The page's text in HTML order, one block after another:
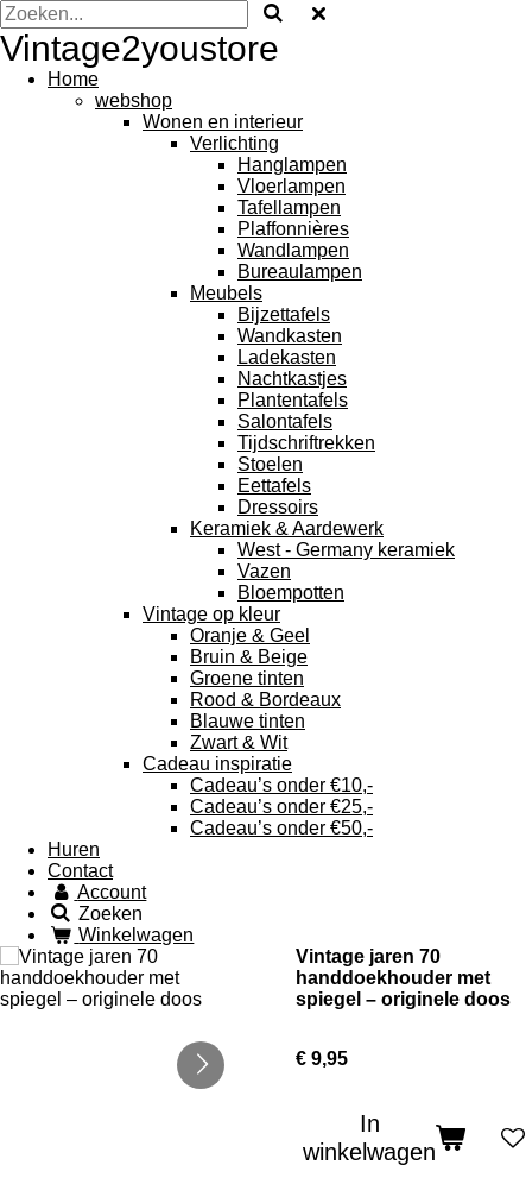
Vintage2youstore
Home
webshop
Wonen en interieur
Verlichting
Hanglampen
Vloerlampen
Tafellampen
Plaffonnières
Wandlampen
Bureaulampen
Meubels
Bijzettafels
Wandkasten
Ladekasten
Nachtkastjes
Plantentafels
Salontafels
Tijdschriftrekken
Stoelen
Eettafels
Dressoirs
Keramiek & Aardewerk
West - Germany keramiek
Vazen
Bloempotten
Vintage op kleur
Oranje & Geel
Bruin & Beige
Groene tinten
Rood & Bordeaux
Blauwe tinten
Zwart & Wit
Cadeau inspiratie
Cadeau’s onder €10,-
Cadeau’s onder €25,-
Cadeau’s onder €50,-
Huren
Contact
Account
Zoeken
Winkelwagen
Vintage jaren 70
handdoekhouder met
spiegel – originele doos
€ 9,95
In
winkelwagen